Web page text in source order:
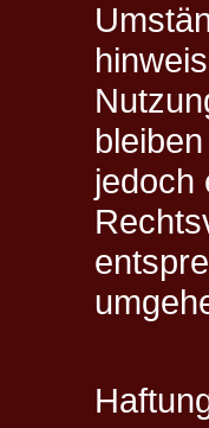
jedoch